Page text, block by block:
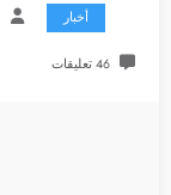
أخبار
46 تعليقات